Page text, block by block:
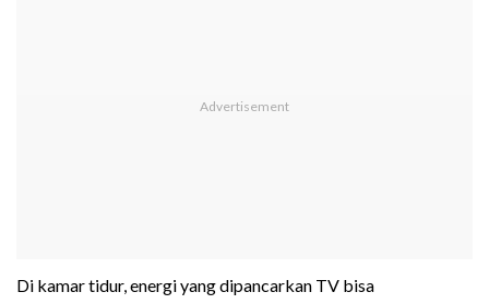
Di kamar tidur, energi yang dipancarkan TV bisa